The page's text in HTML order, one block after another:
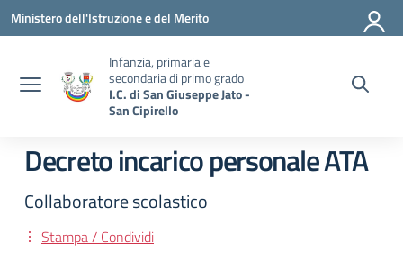
Vai ai contenuti
Vai al menu di navigazione
Vai al footer
Ministero dell'Istruzione e del Merito
Infanzia, primaria e
secondaria di primo grado
I.C. di San Giuseppe Jato -
San Cipirello
Decreto incarico personale ATA
Collaboratore scolastico
Stampa / Condividi